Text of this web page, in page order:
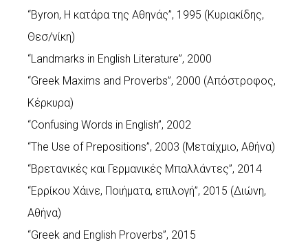
“Byron, Η κατάρα της Αθηνάς”, 1995 (Κυριακίδης,
Θεσ/νίκη)
“Landmarks in English Literature”, 2000
“Greek Maxims and Proverbs”, 2000 (Απόστροφος,
Κέρκυρα)
“Confusing Words in English”, 2002
“The Use of Prepositions”, 2003 (Μεταίχμιο, Αθήνα)
“Βρετανικές και Γερμανικές Mπαλλάντες”, 2014
“Ερρίκου Χάινε, Ποιήματα, επιλογή”, 2015 (Διώνη,
Αθήνα)
“Greek and English Proverbs”, 2015